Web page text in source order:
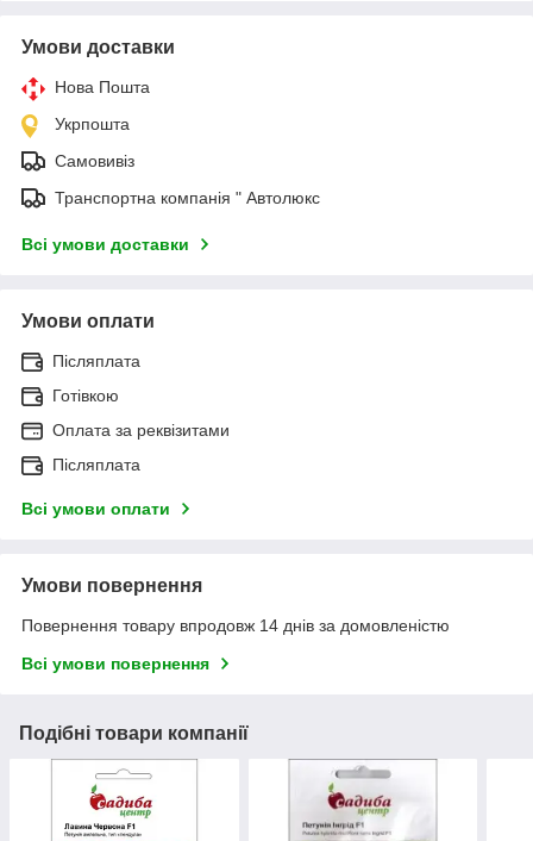
Умови доставки
Нова Пошта
Укрпошта
Самовивіз
Транспортна компанія " Автолюкс
Всі умови доставки
Умови оплати
Післяплата
Готівкою
Оплата за реквізитами
Післяплата
Всі умови оплати
Умови повернення
Повернення товару впродовж 14 днів за домовленістю
Всі умови повернення
Подібні товари компанії